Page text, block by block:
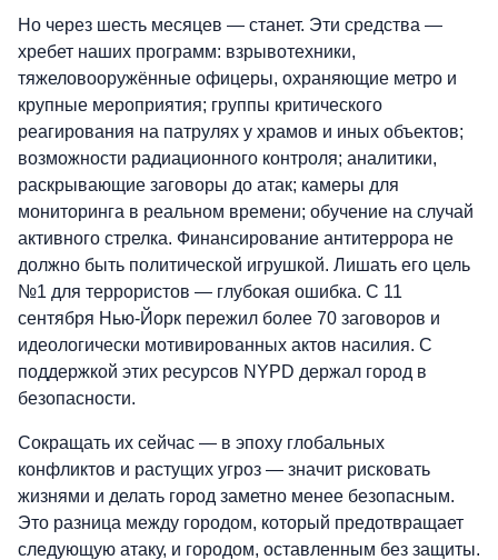
Но через шесть месяцев — станет. Эти средства —
хребет наших программ: взрывотехники,
тяжеловооружённые офицеры, охраняющие метро и
крупные мероприятия; группы критического
реагирования на патрулях у храмов и иных объектов;
возможности радиационного контроля; аналитики,
раскрывающие заговоры до атак; камеры для
мониторинга в реальном времени; обучение на случай
активного стрелка. Финансирование антитеррора не
должно быть политической игрушкой. Лишать его цель
№1 для террористов — глубокая ошибка. С 11
сентября Нью-Йорк пережил более 70 заговоров и
идеологически мотивированных актов насилия. С
поддержкой этих ресурсов NYPD держал город в
безопасности.
Сокращать их сейчас — в эпоху глобальных
конфликтов и растущих угроз — значит рисковать
жизнями и делать город заметно менее безопасным.
Это разница между городом, который предотвращает
следующую атаку, и городом, оставленным без защиты.